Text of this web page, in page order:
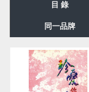
目 錄
同一品牌